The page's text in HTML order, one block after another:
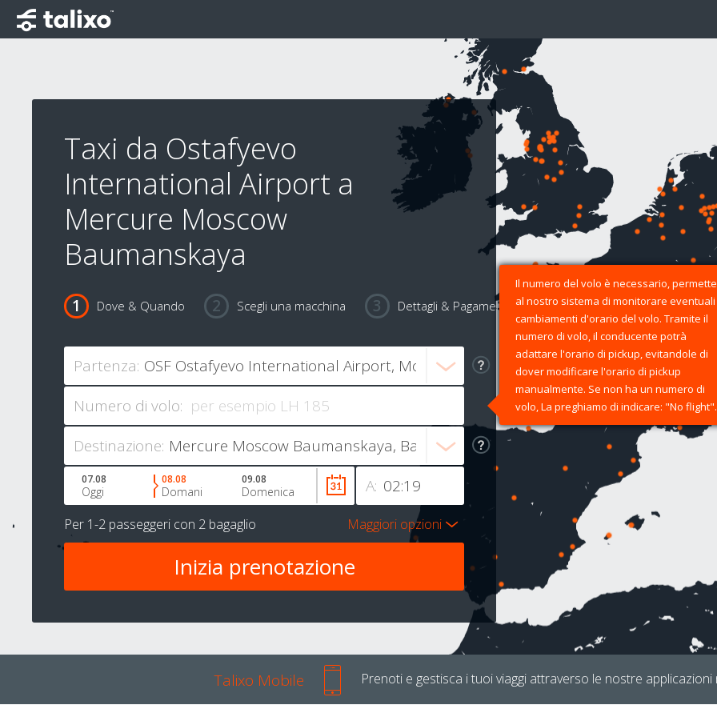
Taxi da Ostafyevo
International Airport a
Mercure Moscow
Baumanskaya
Dove & Quando Scegli una macchina Dettagli & Pagamento
Partenza:
Numero di volo:
Il numero del volo è necessario, permette
al nostro sistema di monitorare eventuali
cambiamenti d'orario del volo. Tramite il
numero di volo, il conducente potrà
adattare l'orario di pickup, evitandole di
dover modificare l'orario di pickup
manualmente. Se non ha un numero di
volo, La preghiamo di indicare: "No flight".
Destinazione:
A:
07.08
Oggi
08.08
Domani
09.08
Domenica
Per 1-2 passeggeri con 2 bagaglio Maggiori opzioni
Talixo Mobile Prenoti e gestisca i tuoi viaggi attraverso le nostre applicazioni